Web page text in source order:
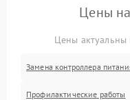
Цены
Цены актуальны
Замена контроллера
Профилактические работы